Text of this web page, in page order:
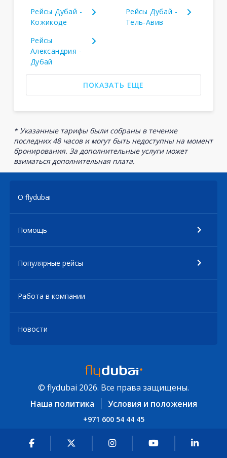
Рейсы Дубай -
Кожикоде
Рейсы Дубай -
Тель-Авив
Рейсы
Александрия -
Дубай
ПОКАЗАТЬ ЕЩЕ
* Указанные тарифы были собраны в течение
последних 48 часов и могут быть недоступны на момент
бронирования. За дополнительные услуги может
взиматься дополнительная плата.
О flydubai
Помощь
Популярные рейсы
Работа в компании
Новости
© flydubai 2026. Все права защищены.
Наша политика
Условия и положения
+971 600 54 44 45